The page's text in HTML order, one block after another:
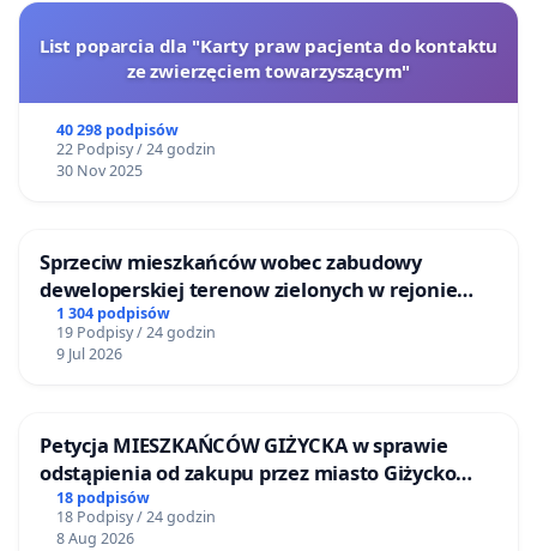
List poparcia dla "Karty praw pacjenta do kontaktu
ze zwierzęciem towarzyszącym"
40 298 podpisów
22 Podpisy / 24 godzin
30 Nov 2025
Sprzeciw mieszkańców wobec zabudowy
deweloperskiej terenow zielonych w rejonie
Bulwarów Straceńskich w Bielsku-Białej
1 304 podpisów
19 Podpisy / 24 godzin
9 Jul 2026
Petycja MIESZKAŃCÓW GIŻYCKA w sprawie
odstąpienia od zakupu przez miasto Giżycko
nieruchomości położonej nad jeziorem Niegocin
18 podpisów
18 Podpisy / 24 godzin
8 Aug 2026